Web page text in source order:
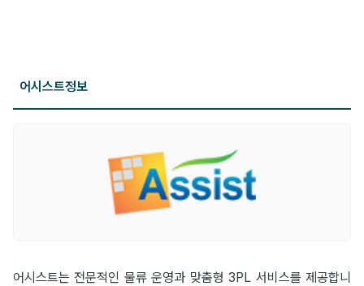
어시스트정보
어시스트는 전문적인 물류 운영과 맞춤형 3PL 서비스를 제공합니